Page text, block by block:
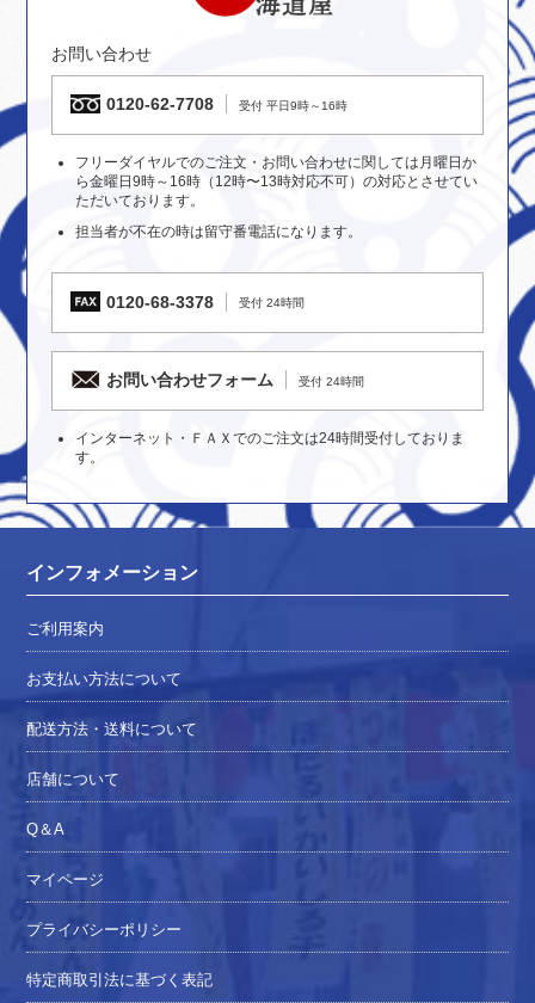
お問い合わせ
0120-62-7708 受付 平日9時～16時
フリーダイヤルでのご注文・お問い合わせに関しては月曜日か
ら金曜日9時～16時（12時〜13時対応不可）の対応とさせてい
ただいております。
担当者が不在の時は留守番電話になります。
0120-68-3378 受付 24時間
お問い合わせフォーム 受付 24時間
インターネット・ＦＡＸでのご注文は24時間受付しておりま
す。
インフォメーション
ご利用案内
お支払い方法について
配送方法・送料について
店舗について
Q＆A
マイページ
プライバシーポリシー
特定商取引法に基づく表記